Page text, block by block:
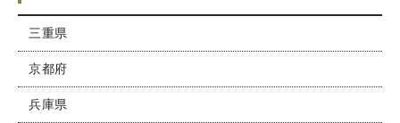
三重県
京都府
兵庫県